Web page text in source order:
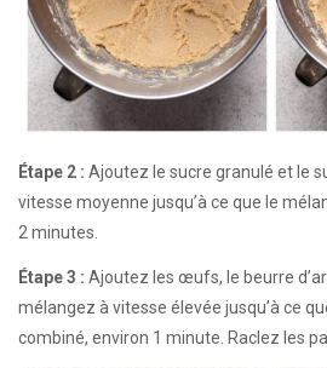
Étape 2 : Ajoutez le sucre granulé et le
vitesse moyenne jusqu’à ce que le
2 minutes.
Étape 3 : Ajoutez les œufs, le beurre
mélangez à vitesse élevée jusqu’à ce
combiné, environ 1 minute. Raclez les